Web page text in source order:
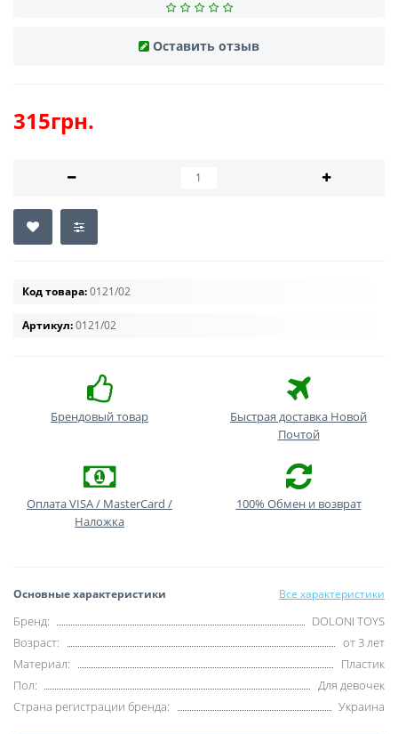
Оставить отзыв
315грн.
Код товара:0121/02
Артикул:0121/02
Брендовый товар
Быстрая доставка Новой
Почтой
Оплата VISA / MasterCard /
Наложка
100% Обмен и возврат
Основные характеристики Все характеристики
Бренд:
DOLONI TOYS
Возраст:
от 3 лет
Материал:
Пластик
Пол:
Для девочек
Страна регистрации бренда:
Украина